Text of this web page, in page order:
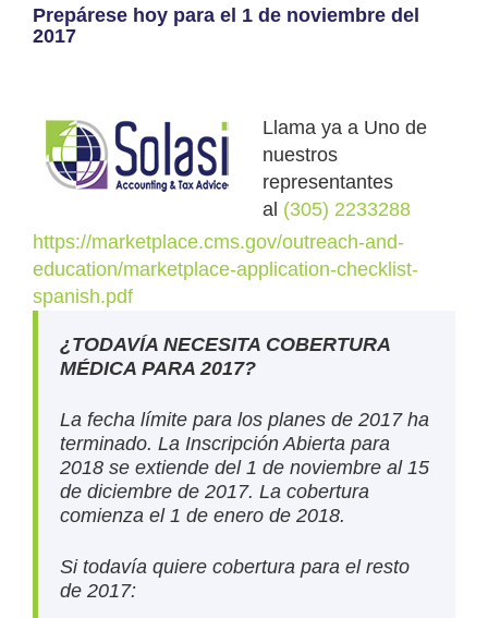
Prepárese hoy para el 1 de noviembre del
2017
Llama ya a Uno de
nuestros
representantes
al (305) 2233288
https://marketplace.cms.gov/outreach-and-
education/marketplace-application-checklist-
spanish.pdf
¿TODAVÍA NECESITA COBERTURA
MÉDICA PARA 2017?
La fecha límite para los planes de 2017 ha
terminado. La Inscripción Abierta para
2018 se extiende del 1 de noviembre al 15
de diciembre de 2017. La cobertura
comienza el 1 de enero de 2018.
Si todavía quiere cobertura para el resto
de 2017: